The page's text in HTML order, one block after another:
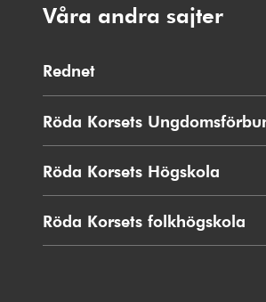
Våra andra sajter
Rednet
i
nytt
fönster
Röda Korsets
Röda Korsets Högskola
i
nytt
fönster
Röda Korsets folkhögskola
i